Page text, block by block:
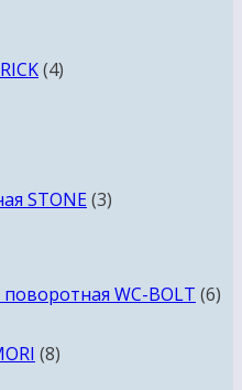
4товара
STONE 3товара
WC-BOLT 66
88